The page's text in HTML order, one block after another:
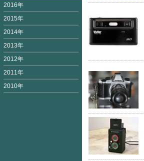
2016年
2015年
2014年
2013年
2012年
2011年
2010年